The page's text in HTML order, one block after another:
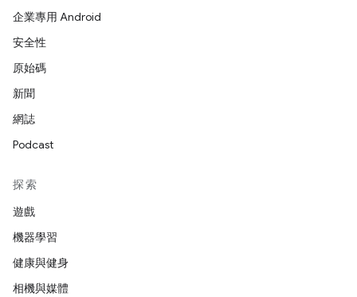
企業專用 Android
安全性
原始碼
新聞
網誌
Podcast
探索
遊戲
機器學習
健康與健身
相機與媒體